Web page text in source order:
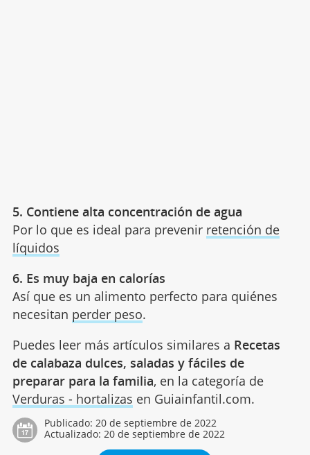
5. Contiene alta concentración de agua
Por lo que es ideal para prevenir retención de
líquidos
6. Es muy baja en calorías
Así que es un alimento perfecto para quiénes
necesitan perder peso.
Puedes leer más artículos similares a Recetas
de calabaza dulces, saladas y fáciles de
preparar para la familia, en la categoría de
Verduras - hortalizas en Guiainfantil.com.
Publicado: 20 de septiembre de 2022
Actualizado: 20 de septiembre de 2022